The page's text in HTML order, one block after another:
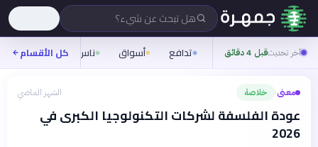
هل تبحث عن شيء؟
آخر تحديثقبل 4 دقائق تدافع أسواق ناس روح
كل الأقسام
معنى› خلاصة الشهر الماضي
عودة الفلسفة لشركات التكنولوجيا الكبرى في
2026